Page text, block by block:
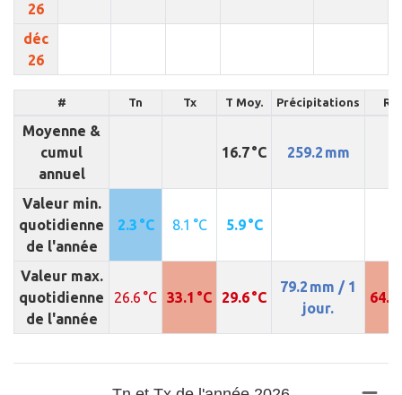
26
déc
26
# Tn Tx T Moy. Précipitations
Moyenne &
cumul
annuel
16.7 °C 259.2 mm
Valeur min.
quotidienne
de l'année
2.3 °C 8.1 °C 5.9 °C
Valeur max.
quotidienne
de l'année
26.6 °C 33.1 °C 29.6 °C
79.2 mm / 1
jour.
64.4